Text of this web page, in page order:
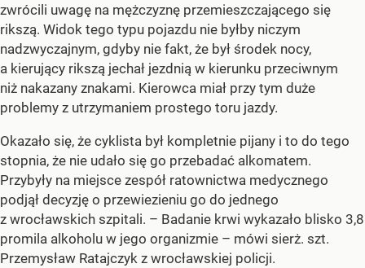
zwrócili uwagę na mężczyznę przemieszczającego się
rikszą. Widok tego typu pojazdu nie byłby niczym
nadzwyczajnym, gdyby nie fakt, że był środek nocy,
a kierujący rikszą jechał jezdnią w kierunku przeciwnym
niż nakazany znakami. Kierowca miał przy tym duże
problemy z utrzymaniem prostego toru jazdy.
Okazało się, że cyklista był kompletnie pijany i to do tego
stopnia, że nie udało się go przebadać alkomatem.
Przybyły na miejsce zespół ratownictwa medycznego
podjął decyzję o przewiezieniu go do jednego
z wrocławskich szpitali. – Badanie krwi wykazało blisko 3,8
promila alkoholu w jego organizmie – mówi sierż. szt.
Przemysław Ratajczyk z wrocławskiej policji.